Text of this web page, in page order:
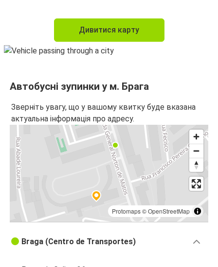
Авейру
Брага
Коїмбра
Брага
Лаґос
Дивитися карту
Автобусні зупинки у м. Брага
Зверніть увагу, що у вашому квитку буде вказана
актуальна інформація про адресу.
Protomaps©OpenStreetMap
Braga (Centro de Transportes)